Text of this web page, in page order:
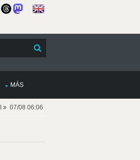
MÁS
07/08 06:06